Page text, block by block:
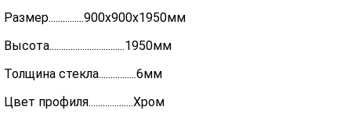
Размер...............900x900x1950мм
Высота................................1950мм
Толщина стекла................6мм
Цвет профиля...................Хром